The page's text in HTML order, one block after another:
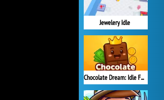
Jewelery Idle
Chocolate Dream: Idle Factory